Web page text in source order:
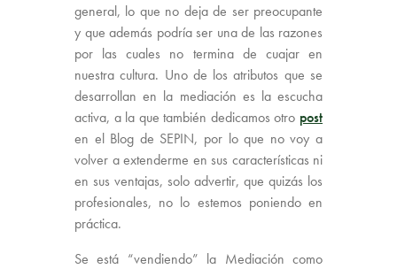
general, lo que no deja de ser preocupante
y que además podría ser una de las razones
por las cuales no termina de cuajar en
nuestra cultura. Uno de los atributos que se
desarrollan en la mediación es la escucha
activa, a la que también dedicamos otro post
en el Blog de SEPIN, por lo que no voy a
volver a extenderme en sus características ni
en sus ventajas, solo advertir, que quizás los
profesionales, no lo estemos poniendo en
práctica.
Se está “vendiendo” la Mediación como